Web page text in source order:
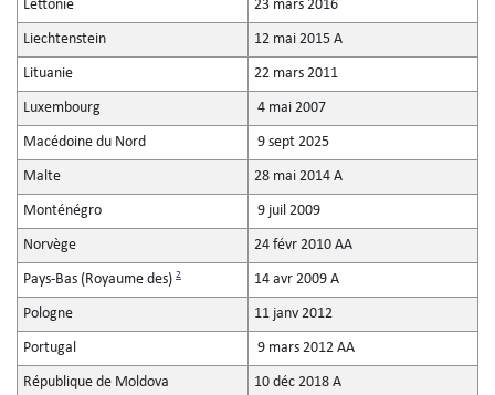
Lettonie 23 mars 2016
Liechtenstein 12 mai 2015 A
Lituanie 22 mars 2011
Luxembourg 4 mai 2007
Macédoine du Nord 9 sept 2025
Malte 28 mai 2014 A
Monténégro 9 juil 2009
Norvège 24 févr 2010 AA
Pays-Bas (Royaume des) 2 14 avr 2009 A
Pologne 11 janv 2012
Portugal 9 mars 2012 AA
République de Moldova 10 déc 2018 A